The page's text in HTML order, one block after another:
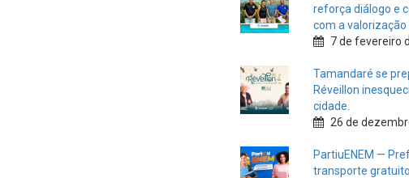
reforça diálogo e
com a valorização
7 de fevereiro
Tamandaré se
Réveillon
cidade.
26 de
PartiuENEM —
transporte